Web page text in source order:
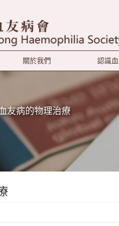
關於我們 認識
友病的物理治療